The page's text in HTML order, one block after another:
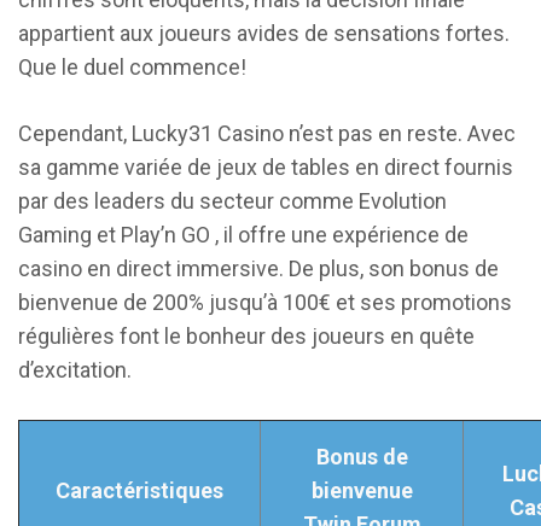
appartient aux joueurs avides de sensations fortes.
Que le duel commence!
Cependant, Lucky31 Casino n’est pas en reste. Avec
sa gamme variée de jeux de tables en direct fournis
par des leaders du secteur comme Evolution
Gaming et Play’n GO , il offre une expérience de
casino en direct immersive. De plus, son bonus de
bienvenue de 200% jusqu’à 100€ et ses promotions
régulières font le bonheur des joueurs en quête
d’excitation.
Caractéristiques
Bonus de
bienvenue